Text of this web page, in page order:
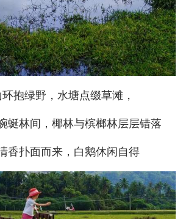
绿野，水塘点缀草滩，
林间，椰林与槟榔林层层错落
扑面而来，白鹅休闲自得